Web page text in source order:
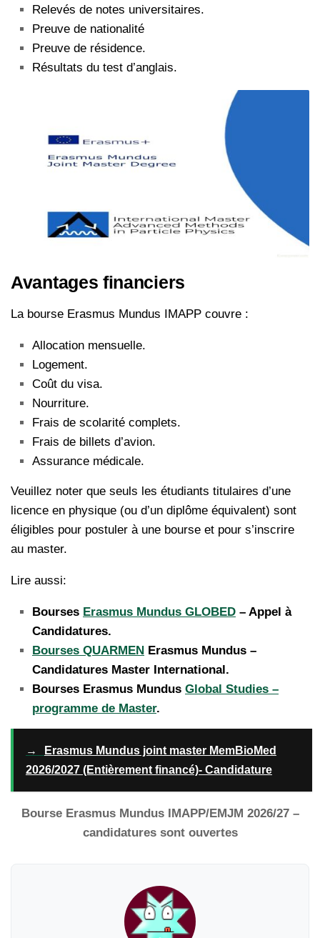
Relevés de notes universitaires.
Preuve de nationalité
Preuve de résidence.
Résultats du test d’anglais.
Avantages financiers
La bourse Erasmus Mundus IMAPP couvre :
Allocation mensuelle.
Logement.
Coût du visa.
Nourriture.
Frais de scolarité complets.
Frais de billets d’avion.
Assurance médicale.
Veuillez noter que seuls les étudiants titulaires d’une
licence en physique (ou d’un diplôme équivalent) sont
éligibles pour postuler à une bourse et pour s’inscrire
au master.
Lire aussi:
Bourses Erasmus Mundus GLOBED – Appel à
Candidatures.
Bourses QUARMEN Erasmus Mundus –
Candidatures Master International.
Bourses Erasmus Mundus Global Studies –
programme de Master.
→
Erasmus Mundus joint master MemBioMed
2026/2027 (Entièrement financé)- Candidature
Bourse Erasmus Mundus IMAPP/EMJM 2026/27 –
candidatures sont ouvertes